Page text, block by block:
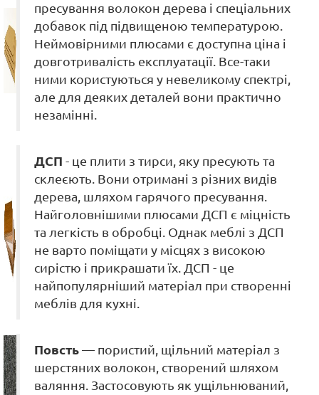
пресування волокон дерева і спеціальних
добавок під підвищеною температурою.
Неймовірними плюсами є доступна ціна і
довготривалість експлуатації. Все-таки
ними користуються у невеликому спектрі,
але для деяких деталей вони практично
незамінні.
ДСП - це плити з тирси, яку пресують та
склеєють. Вони отримані з різних видів
дерева, шляхом гарячого пресування.
Найголовнішими плюсами ДСП є міцність
та легкість в обробці. Однак меблі з ДСП
не варто поміщати у місцях з високою
сирістю і прикрашати їх. ДСП - це
найпопулярніший матеріал при створенні
меблів для кухні.
Повсть — пористий, щільний матеріал з
шерстяних волокон, створений шляхом
валяння. Застосовують як ущільнюваний,